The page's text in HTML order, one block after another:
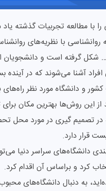
با مطالعه تجربیات گذشته یاد
با نظریه‌های
و … شکل گرفته است و
آشنا می‌شوند که در آینده
و دانشگاه مورد نظر راه‌های
از این روش‌ها بهترین مکان
در تصمیم گیری در مورد محل
قرار دارد.
دانشگاه‌های سراسر دنیا
کرد و براساس آن اقدام کرد.
به دنبال دانشگاه‌های